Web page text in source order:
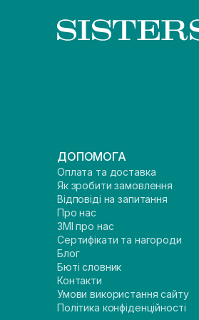
ДОПОМОГА
Оплата та доставка
Як зробити замовлення
Відповіді на запитання
Про нас
ЗМІ про нас
Сертифікати та нагороди
Блог
Бюті словник
Контакти
Умови використання сайту
Політика конфіденційності